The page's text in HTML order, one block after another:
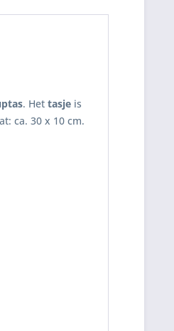
. Het tasje is
ca. 30 x 10 cm.